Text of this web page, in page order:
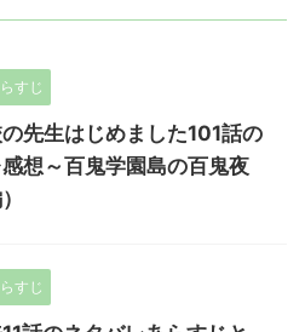
すじ
先生はじめました101話の
想～百鬼学園島の百鬼夜
すじ